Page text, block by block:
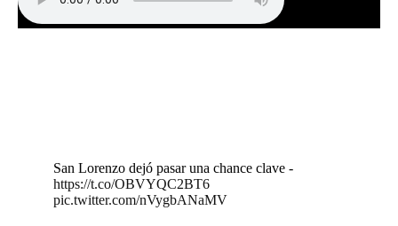
San Lorenzo dejó pasar una chance clave -
https://t.co/OBVYQC2BT6
pic.twitter.com/nVygbANaMV